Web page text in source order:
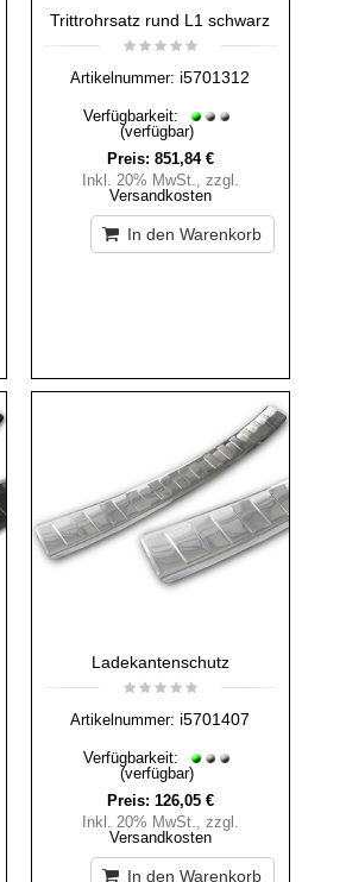
Trittrohrsatz rund L1 schwarz
Artikelnummer: i5701312
Verfügbarkeit:
(verfügbar)
Preis: 851,84 €
Inkl. 20% MwSt., zzgl.
Versandkosten
In den Warenkorb
Ladekantenschutz
Artikelnummer: i5701407
Verfügbarkeit:
(verfügbar)
Preis: 126,05 €
Inkl. 20% MwSt., zzgl.
Versandkosten
In den Warenkorb